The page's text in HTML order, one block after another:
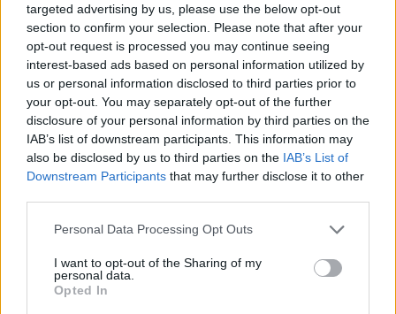
targeted advertising by us, please use the below opt-out
section to confirm your selection. Please note that after your
opt-out request is processed you may continue seeing
interest-based ads based on personal information utilized by
us or personal information disclosed to third parties prior to
your opt-out. You may separately opt-out of the further
disclosure of your personal information by third parties on the
IAB’s list of downstream participants. This information may
also be disclosed by us to third parties on the IAB’s List of
Downstream Participants that may further disclose it to other
Personal Data Processing Opt Outs
I want to opt-out of the Sharing of my
personal data.
Opted In
kamatvágást a jegybank, hogy így fokozza az orosz
bankrendszer likviditását. Akkoriban megingott a
bankrendszer stabilitása, több kisebb bank csődbe ment és
arról keringtek hírek, hogy nagyobb bankok is nehéz
helyzetbe kerülhetnek - emlékeztet a Reuters. Az orosz
irányadó rátán viszonylag ritkán kérnek kölcsön a
kereskedelmi...
A keresett cikk a portfolio.hu hírarchívumához
regisztrációhoz kötött.